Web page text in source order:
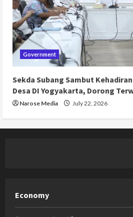
Government
Sekda Subang Sambut
Desa DI Yogyakarta, Dorong
Narose Media July 22, 2026
Economy